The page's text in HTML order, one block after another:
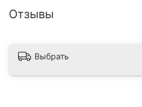
Отзывы
Выбрать